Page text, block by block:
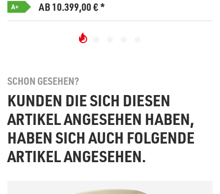
A+ AB 10.399,00€*
SCHON GESEHEN?
KUNDEN DIE SICH DIESEN
ARTIKEL ANGESEHEN HABEN,
HABEN SICH AUCH FOLGENDE
ARTIKEL ANGESEHEN.